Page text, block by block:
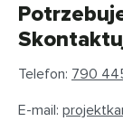
Telefon: 790
E-mail: